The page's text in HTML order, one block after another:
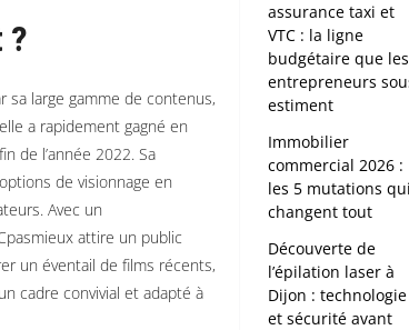
?
large gamme de contenus,
a rapidement gagné en
de l’année 2022. Sa
de visionnage en
Avec un
attire un public
un éventail de films récents,
cadre convivial et adapté à
assurance taxi et
VTC : la ligne
budgétaire que les
entrepreneurs
estiment
Immobilier
commercial 2026 :
les 5 mutations qui
changent tout
Découverte de
l’épilation laser à
Dijon : technologie
et sécurité avant